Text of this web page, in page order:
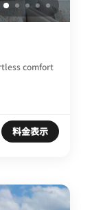
comfort
料金表示